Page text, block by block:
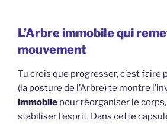
L’Arbre immobile qui
mouvement
Tu crois que progresser, c’est faire
(la posture de l’Arbre) te montre
immobile pour réorganiser le
stabiliser l’esprit. Dans cette